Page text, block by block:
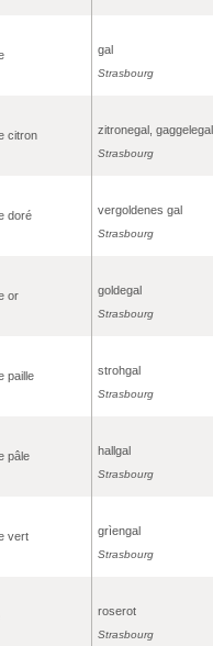
gal
Strasbourg
citron zitronegal, gaggelegal
Strasbourg
doré vergoldenes gal
Strasbourg
or goldegal
Strasbourg
paille strohgal
Strasbourg
pâle hallgal
Strasbourg
vert grìengal
Strasbourg
roserot
Strasbourg